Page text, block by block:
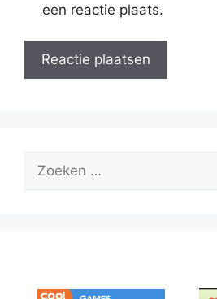
een reactie plaats.
Zoek